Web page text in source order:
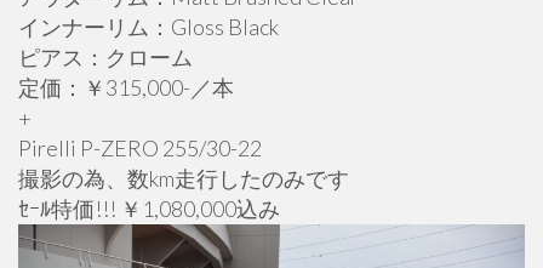
インナーリム：Gloss Black
ピアス：クローム
定価：￥315,000-／本
+
Pirelli P-ZERO 255/30-22
撮影の為、数km走行したのみです
ｾｰﾙ特価!!! ￥1,080,000込み